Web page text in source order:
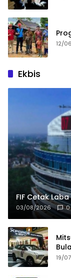
12/
Ekbis
FIF Cetak
03/08/2026 0
19/